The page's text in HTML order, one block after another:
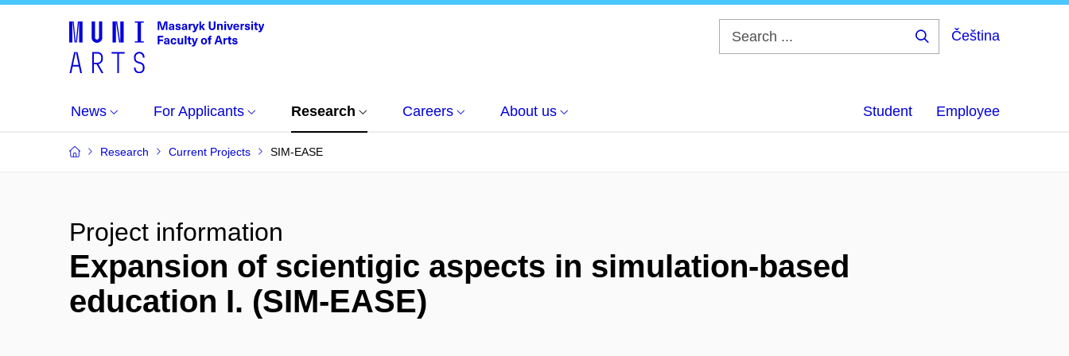
Čeština
News For Applicants Research Careers About us Student Employee
Research Current Projects SIM-EASE
Project information
Expansion of scientigic aspects in simulation-based
education I. (SIM-EASE)